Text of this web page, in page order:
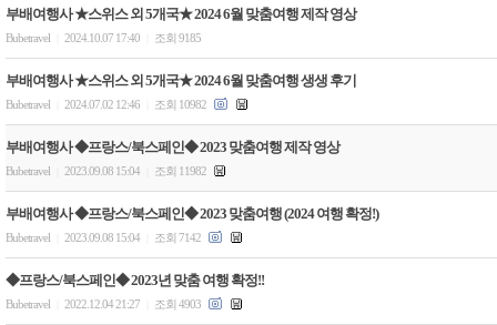
부배여행사 ★스위스 외 5개국★ 2024 6월 맞춤여행 제작 영상
Bubetravel 2024.10.07 17:40 조회 9185
부배여행사 ★스위스 외 5개국★ 2024 6월 맞춤여행 생생 후기
Bubetravel 2024.07.02 12:46 조회 10982
부배여행사 ◆프랑스/북스페인◆ 2023 맞춤여행 제작 영상
Bubetravel 2023.09.08 15:04 조회 11982
부배여행사 ◆프랑스/북스페인◆ 2023 맞춤여행 (2024 여행 확정!)
Bubetravel 2023.09.08 15:04 조회 7142
◆프랑스/북스페인◆ 2023년 맞춤 여행 확정!!
Bubetravel 2022.12.04 21:27 조회 4903